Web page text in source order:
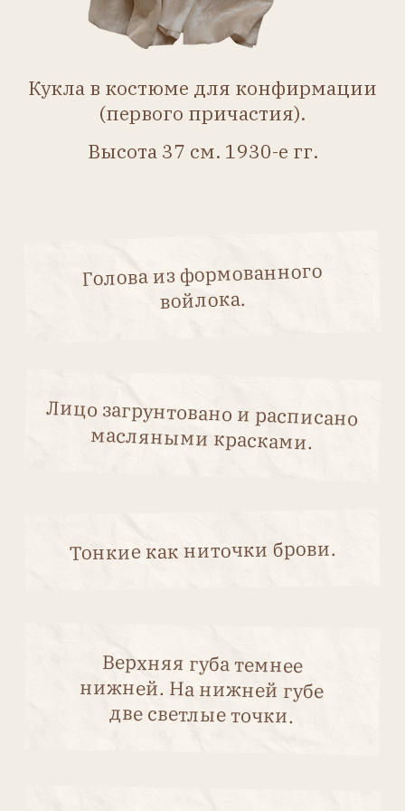
и дочерью Анной, Рейналь
презентовал свою куклу
Главная
«Антикварная кукла»